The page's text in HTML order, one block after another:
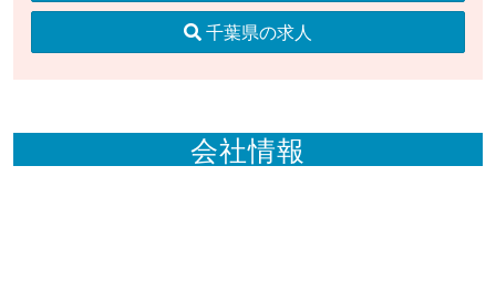
千葉県の求人
会社情報